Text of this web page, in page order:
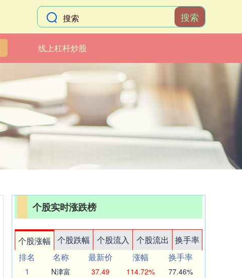
搜索
线上杠杆炒股
个股实时涨跌榜
个股涨幅 个股跌幅 个股流入 个股流出
换手率
排名
名称 最新价 涨幅
换手率
1
N津富 37.49 114.72% 77.46%